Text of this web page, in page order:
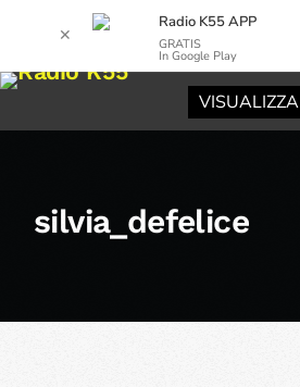
silvia_defelice
✕
Radio K55 APP
GRATIS
In Google Play
VISUALIZZA